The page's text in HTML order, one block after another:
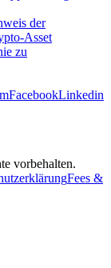
der
Asset
zu
FacebookLinkedin
vorbehalten.
Fees &